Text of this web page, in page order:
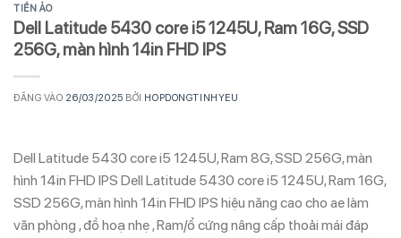
TIỀN ẢO
Dell Latitude 5430 core i5 1245U, Ram 16G, SSD
256G, màn hình 14in FHD IPS
ĐĂNG VÀO 26/03/2025 BỞI HOPDONGTINHYEU
Dell Latitude 5430 core i5 1245U, Ram 8G, SSD 256G, màn
hình 14in FHD IPS Dell Latitude 5430 core i5 1245U, Ram 16G,
SSD 256G, màn hình 14in FHD IPS hiệu năng cao cho ae làm
văn phòng , đồ hoạ nhẹ , Ram/ổ cứng nâng cấp thoải mái đáp